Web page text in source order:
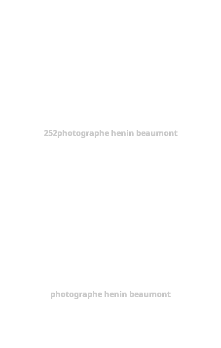
252photographe henin beaumont
photographe henin beaumont